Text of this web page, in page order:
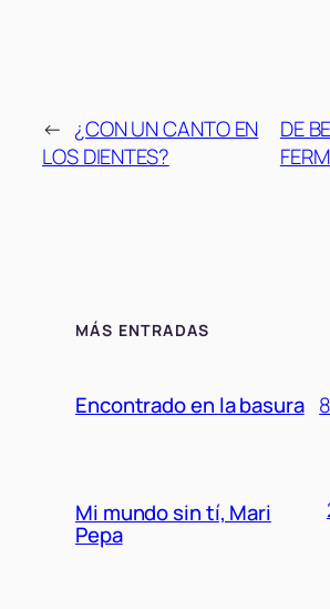
← ¿CON UN CANTO EN
LOS DIENTES?
DE
MÁS ENTRADAS
Encontrado en la basura
Mi mundo sin tí, Mari
Pepa